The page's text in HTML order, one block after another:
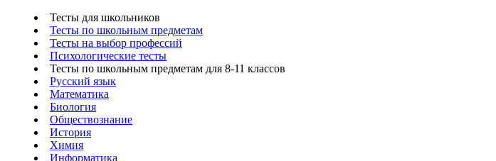
Тесты для школьников
Тесты по школьным предметам
Тесты на выбор профессий
Психологические тесты
Тесты по школьным предметам для 8-11 классов
Русский язык
Математика
Биология
Обществознание
История
Химия
Информатика